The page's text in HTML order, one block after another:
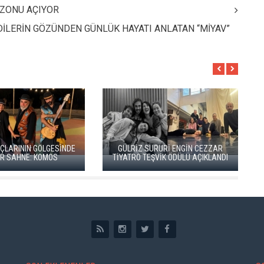
AÇIYOR
GÖZÜNDEN GÜNLÜK HAYATI ANLATAN “MİYAV”
BERGAMA BİR KEZ DAHA
SAHNESİ OLUYOR
BBT’DE REKOR SEYİRCİ, YENİ
REPERTUVAR